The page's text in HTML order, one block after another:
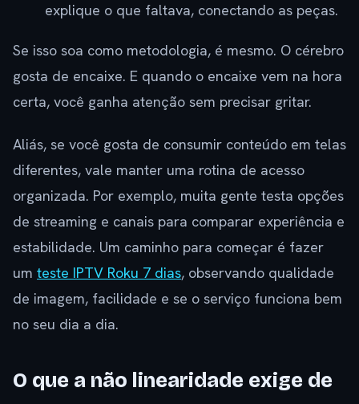
explique o que faltava, conectando as peças.
Se isso soa como metodologia, é mesmo. O cérebro
gosta de encaixe. E quando o encaixe vem na hora
certa, você ganha atenção sem precisar gritar.
Aliás, se você gosta de consumir conteúdo em telas
diferentes, vale manter uma rotina de acesso
organizada. Por exemplo, muita gente testa opções
de streaming e canais para comparar experiência e
estabilidade. Um caminho para começar é fazer
um teste IPTV Roku 7 dias, observando qualidade
de imagem, facilidade e se o serviço funciona bem
no seu dia a dia.
O que a não linearidade exige de